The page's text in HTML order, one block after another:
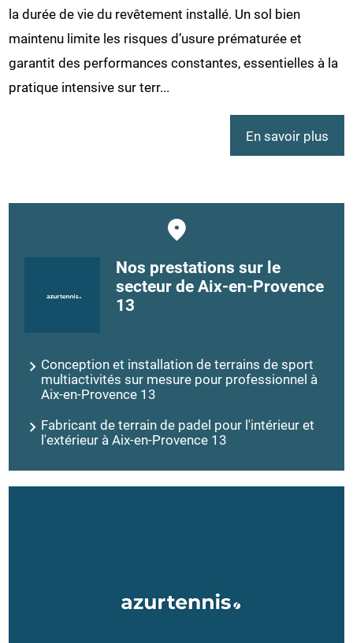
la durée de vie du revêtement installé. Un sol bien
maintenu limite les risques d’usure prématurée et
garantit des performances constantes, essentielles à la
pratique intensive sur terr...
En savoir plus
Nos prestations sur le
secteur de Aix-en-Provence
13
Conception et installation de terrains de sport
multiactivités sur mesure pour professionnel à
Aix-en-Provence 13
Fabricant de terrain de padel pour l'intérieur et
l'extérieur à Aix-en-Provence 13